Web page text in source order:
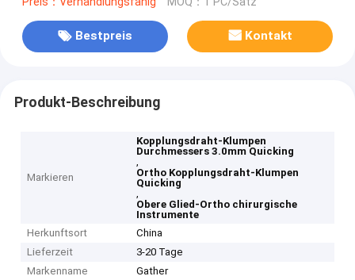
Bestpreis Kontakt
Produkt-Beschreibung
Markieren
Kopplungsdraht-Klumpen
Durchmessers 3.0mm Quicking
,
Ortho Kopplungsdraht-Klumpen
Quicking
,
Obere Glied-Ortho chirurgische
Instrumente
Herkunftsort
China
Lieferzeit
3-20 Tage
Markenname
Gather